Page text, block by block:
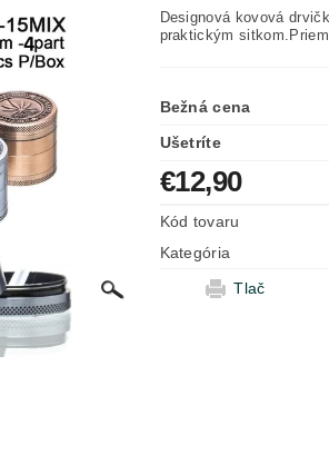
Designová kovová
praktickým
Bežná cena
Ušetríte
€12,90
Kód tovaru
Kategória
Tlač